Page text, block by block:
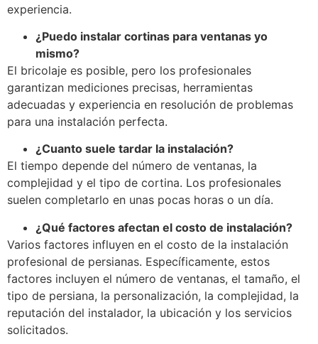
experiencia.
¿Puedo instalar cortinas para ventanas yo
mismo?
El bricolaje es posible, pero los profesionales
garantizan mediciones precisas, herramientas
adecuadas y experiencia en resolución de problemas
para una instalación perfecta.
¿Cuanto suele tardar la instalación?
El tiempo depende del número de ventanas, la
complejidad y el tipo de cortina. Los profesionales
suelen completarlo en unas pocas horas o un día.
¿Qué factores afectan el costo de instalación?
Varios factores influyen en el costo de la instalación
profesional de persianas. Específicamente, estos
factores incluyen el número de ventanas, el tamaño, el
tipo de persiana, la personalización, la complejidad, la
reputación del instalador, la ubicación y los servicios
solicitados.